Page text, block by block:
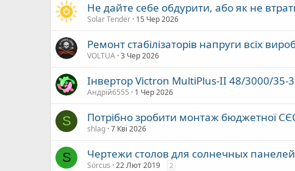
Не дайте себе обдурити, або як не
Solar Tender 15 Чер 2026
Ремонт стабілізаторів напруги всіх
VOLTUA 3 Чер 2026
Інвертор Victron MultiPlus-II 48/3000/35-
Андрій6555 1 Чер 2026
S Потрібно зробити монтаж бюджетної
shlag 7 Кві 2026
S Чертежи столов для солнечных
Sorcus 22 Лют 2019 2